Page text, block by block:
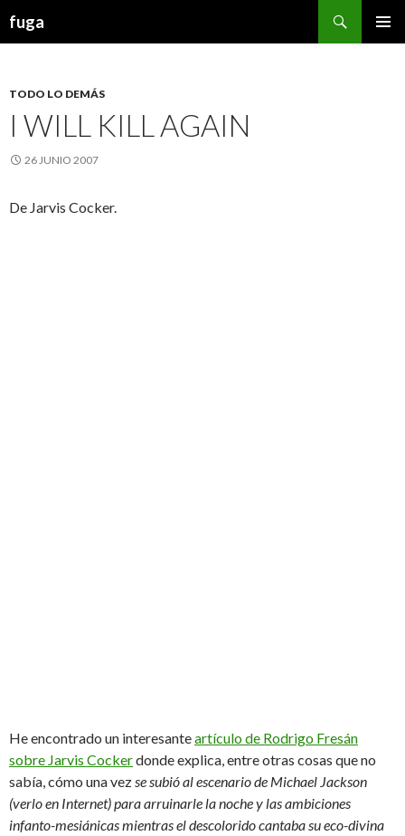
fuga
TODO LO DEMÁS
I WILL KILL AGAIN
26 JUNIO 2007
De Jarvis Cocker.
He encontrado un interesanteartículo de Rodrigo Fresán
sobre Jarvis Cockerdonde explica, entre otras cosas que no
sabía, cómo una vezse subió al escenario de Michael Jackson
(verlo en Internet) para arruinarle la noche y las ambiciones
infanto-mesiánicas mientras el descolorido cantaba su eco-divina